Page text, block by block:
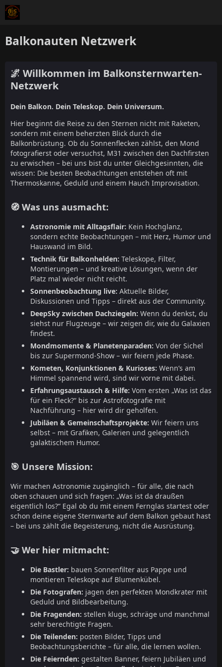
Balkonauten Netzwerk
🌌 Willkommen im Balkonsternwarten-
Netzwerk
Dein Balkon. Dein Teleskop. Dein Universum.
Hier beginnt die Reise zu den Sternen nicht mit Raketen,
sondern mit einem beherzten Blick durch die
Balkonbrüstung. Ob du Sonnenflecken zählst, den Mond
fotografierst oder versuchst, M31 zwischen den Dachfirsten
zu erwischen – bei uns bist du unter Gleichgesinnten, die
wissen: Die besten Beobachtungen entstehen oft mit
Thermoskanne, Geduld und einem Hauch Improvisation.
🧭 Was uns ausmacht:
Astronomie mit Alltagsflair: Kein Hochglanz,
sondern echte Beobachtungen – mit Herz, Humor und
Hauswand im Bild.
Technik für Balkonhelden: Teleskope, Filter,
Montierungen – und kreative Lösungen, wenn der
Platz mal wieder nicht reicht.
Sonnenbeobachtung live: Aktuelle Bilder,
Diskussionen und Tipps – direkt aus der Community.
DeepSky zwischen Dachziegeln: Wenn du denkst, du
siehst nur Flugzeuge – wir zeigen dir, wie du Galaxien
findest.
Mondmomente & Planetenparaden: Von der Sichel
bis zur Supermond-Show – wir feiern jede Phase.
Kometen, Konjunktionen & Kurioses: Wenn’s am
Himmel spannend wird, sind wir vorne mit dabei.
Erfahrungsaustausch & Hilfe: Vom ersten „Was ist das
für ein Fleck?“ bis zur Astrofotografie mit
Nachführung – hier wird dir geholfen.
Jubiläen & Gemeinschaftsprojekte: Wir feiern uns
selbst – mit Grafiken, Galerien und gelegentlich
galaktischem Humor.
🎯 Unsere Mission:
Wir machen Astronomie zugänglich – für alle, die nach
oben schauen und sich fragen: „Was ist da draußen
eigentlich los?“ Egal ob du mit einem Fernglas startest oder
schon deine eigene Sternwarte auf dem Balkon gebaut hast
– bei uns zählt die Begeisterung, nicht die Ausrüstung.
🤝 Wer hier mitmacht:
Die Bastler: bauen Sonnenfilter aus Pappe und
montieren Teleskope auf Blumenkübel.
Die Fotografen: jagen den perfekten Mondkrater mit
Geduld und Bildbearbeitung.
Die Fragenden: stellen kluge, schräge und manchmal
sehr berechtigte Fragen.
Die Teilenden: posten Bilder, Tipps und
Beobachtungsberichte – für alle, die lernen wollen.
Die Feiernden: gestalten Banner, feiern Jubiläen und